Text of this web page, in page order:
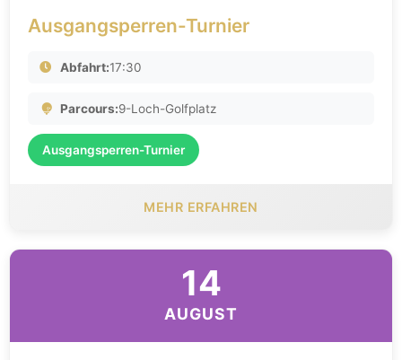
Ausgangsperren-Turnier
Abfahrt:17:30
Parcours:9-Loch-Golfplatz
Ausgangsperren-Turnier
MEHR ERFAHREN
14
AUGUST